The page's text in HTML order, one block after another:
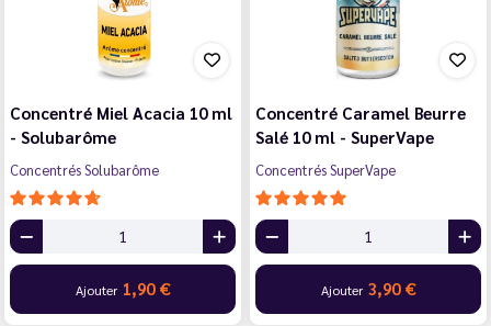
Concentré Miel Acacia 10 ml
- Solubarôme
Concentrés Solubarôme
Ajouter 1,90 €
Concentré Caramel Beurre
Salé 10 ml - SuperVape
Concentrés SuperVape
Ajouter 3,90 €